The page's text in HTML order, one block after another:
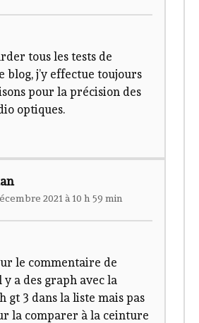
tous les tests de
blog, j’y effectue toujours
pour la précision des
optiques.
2021 à 10 h 59 min
le commentaire de
a des graph avec la
gt 3 dans la liste mais pas
la comparer à la ceinture